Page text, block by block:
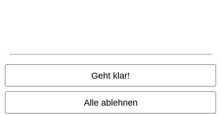
Geht klar!
Alle ablehnen
Alle Preise inkl. gesetzlicher Mehrwertsteuer, zzgl.Versandkosten
© 1986-2026 E.M.P. Merchandising HGmbH